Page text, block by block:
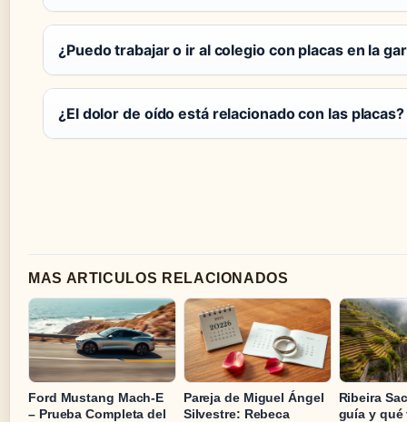
¿Puedo trabajar o ir al colegio con placas en la
¿El dolor de oído está relacionado con las placas?
MAS ARTICULOS RELACIONADOS
Ford Mustang Mach-E
– Prueba Completa del
Pareja de Miguel Ángel
Silvestre: Rebeca
Ribeira
guía y qué